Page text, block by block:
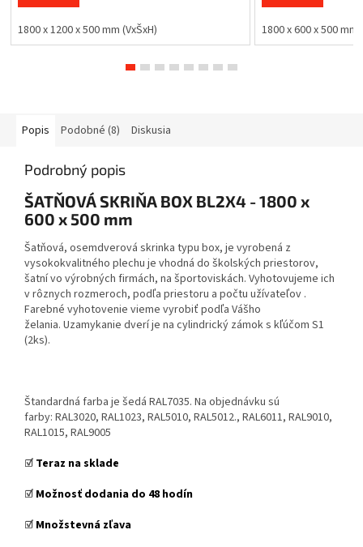
1800 x 1200 x 500 mm (VxŠxH) 1800 x 600 x 500 mm
Popis Podobné (8) Diskusia
Podrobný popis
ŠATŇOVÁ SKRIŇA BOX BL2X4 - 1800 x
600 x 500 mm
Šatňová, osemdverová skrinka typu box, je vyrobená z
vysokokvalitného plechu je vhodná do školských priestorov,
šatní vo výrobných firmách, na športoviskách. Vyhotovujeme ich
v rôznych rozmeroch, podľa priestoru a počtu užívateľov .
Farebné vyhotovenie vieme vyrobiť podľa Vášho
želania. Uzamykanie dverí je na cylindrický zámok s kľúčom S1
(2ks).
Štandardná farba je šedá RAL7035. Na objednávku sú
farby: RAL3020, RAL1023, RAL5010, RAL5012., RAL6011, RAL9010,
RAL1015, RAL9005
☑️ Teraz na sklade
☑️ Možnosť dodania do 48 hodín
☑️ Množstevná zľava